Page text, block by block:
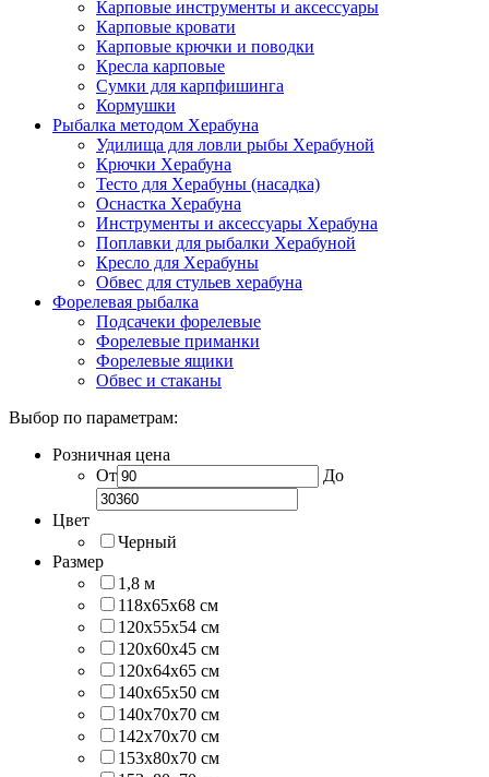
Карповые инструменты и аксессуары
Карповые кровати
Карповые крючки и поводки
Кресла карповые
Сумки для карпфишинга
Кормушки
Рыбалка методом Херабуна
Удилища для ловли рыбы Херабуной
Крючки Херабуна
Тесто для Херабуны (насадка)
Оснастка Херабуна
Инструменты и аксессуары Херабуна
Поплавки для рыбалки Херабуной
Кресло для Херабуны
Обвес для стульев херабуна
Форелевая рыбалка
Подсачеки форелевые
Форелевые приманки
Форелевые ящики
Обвес и стаканы
Выбор по параметрам:
Розничная цена
От
До
Цвет
Черный
Размер
1,8 м
118х65х68 см
120x55x54 см
120x60x45 см
120x64x65 см
140x65x50 см
140x70x70 см
142х70х70 см
153x80x70 см